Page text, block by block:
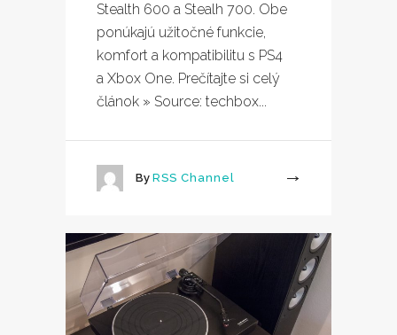
Stealth 600 a Stealh 700. Obe
ponúkajú užitočné funkcie,
komfort a kompatibilitu s PS4
a Xbox One. Prečítajte si celý
článok » Source: techbox...
By RSS Channel
More